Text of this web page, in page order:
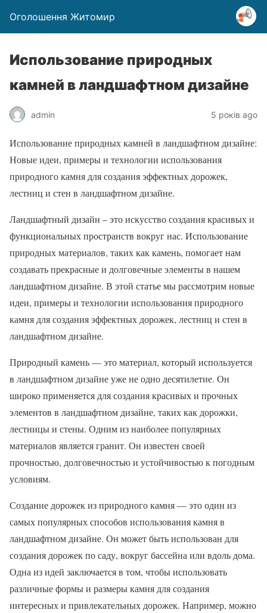
Оголошення Житомир
Использование природных
камней в ландшафтном дизайне
admin 5 років ago
Использование природных камней в ландшафтном дизайне:
Новые идеи, примеры и технологии использования
природного камня для создания эффектных дорожек,
лестниц и стен в ландшафтном дизайне.
Ландшафтный дизайн – это искусство создания красивых и
функциональных пространств вокруг нас. Использование
природных материалов, таких как камень, помогает нам
создавать прекрасные и долговечные элементы в нашем
ландшафтном дизайне. В этой статье мы рассмотрим новые
идеи, примеры и технологии использования природного
камня для создания эффектных дорожек, лестниц и стен в
ландшафтном дизайне.
Природный камень — это материал, который используется
в ландшафтном дизайне уже не одно десятилетие. Он
широко применяется для создания красивых и прочных
элементов в ландшафтном дизайне, таких как дорожки,
лестницы и стены. Одним из наиболее популярных
материалов является гранит. Он известен своей
прочностью, долговечностью и устойчивостью к погодным
условиям.
Создание дорожек из природного камня — это один из
самых популярных способов использования камня в
ландшафтном дизайне. Он может быть использован для
создания дорожек по саду, вокруг бассейна или вдоль дома.
Одна из идей заключается в том, чтобы использовать
различные формы и размеры камня для создания
интересных и привлекательных дорожек. Например, можно